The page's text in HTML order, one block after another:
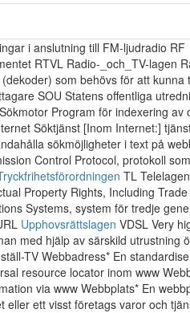
i anslutning till FM-ljudradio RF
RTVL Radio-_och_TV-lagen
som behövs för att kunna
SOU Statens offentliga
Program för indexering av
Söktjänst [Inom Internet:]
sökmöjligheter i text på
Control Protocol, protokoll
TL
Property Rights, Including
Systems, system för tredje
Upphovsrättslagen VDSL Very
med hjälp av särskild utrustning
TV Webbadress* En
resource locator inom www
via www Webbplats* En
eller ett visst företags varor och